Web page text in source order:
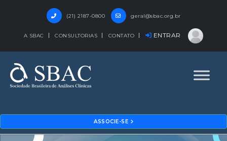
(21) 2187-0800 geral@sbac.org.br
A SBAC CONSULTORIAS CONTATO ENTRAR
ASSOCIE-SE